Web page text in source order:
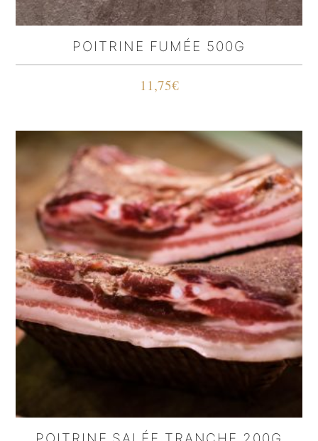
POITRINE FUMÉE 500G
11,75€